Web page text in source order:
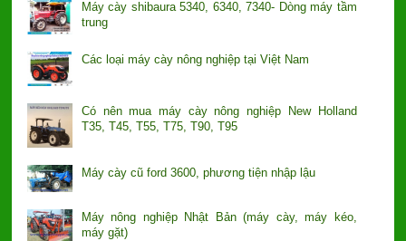
Máy cày shibaura 5340, 6340, 7340- Dòng máy tầm
trung
Các loại máy cày nông nghiệp tại Việt Nam
Có nên mua máy cày nông nghiệp New Holland
T35, T45, T55, T75, T90, T95
Máy cày cũ ford 3600, phương tiện nhập lậu
Máy nông nghiệp Nhật Bản (máy cày, máy kéo,
máy gặt)